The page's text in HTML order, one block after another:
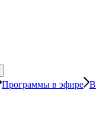
Программы в эфире В